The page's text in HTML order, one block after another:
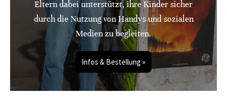
Eltern dabei unterstützt, ihre Kinder sicher
durch die Nutzung von Handys und sozialen
Medien zu begleiten.
Infos & Bestellung »